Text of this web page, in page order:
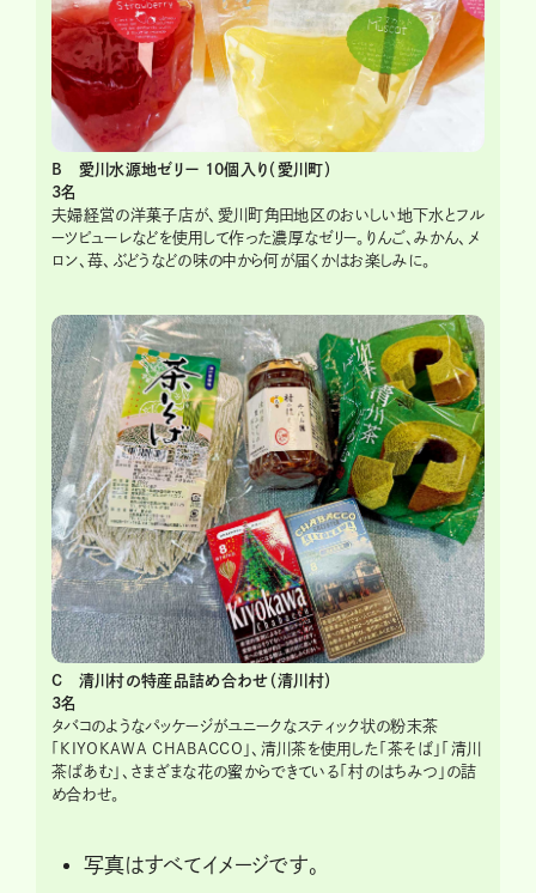
B 愛川水源地ゼリー 10個入り（愛川町）
3名
夫婦経営の洋菓子店が、愛川町角田地区のおいしい地下水とフル
ーツピューレなどを使用して作った濃厚なゼリー。りんご、みかん、メ
ロン、苺、ぶどうなどの味の中から何が届くかはお楽しみに。
C 清川村の特産品詰め合わせ（清川村）
3名
タバコのようなパッケージがユニークなスティック状の粉末茶
「KIYOKAWA CHABACCO」、清川茶を使用した「茶そば」「清川
茶ばあむ」、さまざまな花の蜜からできている「村のはちみつ」の詰
め合わせ。
写真はすべてイメージです。